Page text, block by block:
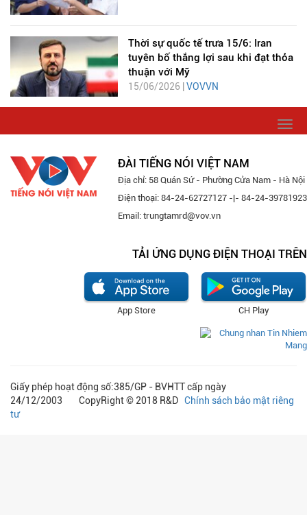
Thời sự quốc tế trưa 15/6: Iran
tuyên bố thắng lợi sau khi đạt thỏa
thuận với Mỹ
15/06/2026 | VOVVN
ĐÀI TIẾNG NÓI VIỆT NAM
Địa chỉ: 58 Quán Sứ - Phường Cửa Nam - Hà Nội
Điện thoại: 84-24-62727127 -|- 84-24-39781923
Email: trungtamrd@vov.vn
TẢI ỨNG DỤNG ĐIỆN THOẠI TRÊN
CH Play
App Store
Giấy phép hoạt động số:385/GP - BVHTT cấp ngày
24/12/2003 CopyRight © 2018 R&D Chính sách bảo mật riêng
tư